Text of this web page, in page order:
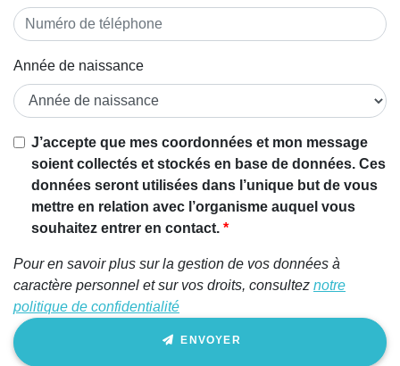
Année de naissance
J’accepte que mes coordonnées et mon message
soient collectés et stockés en base de données. Ces
données seront utilisées dans l’unique but de vous
mettre en relation avec l’organisme auquel vous
souhaitez entrer en contact.
Pour en savoir plus sur la gestion de vos données à
caractère personnel et sur vos droits, consultez notre
politique de confidentialité
ENVOYER